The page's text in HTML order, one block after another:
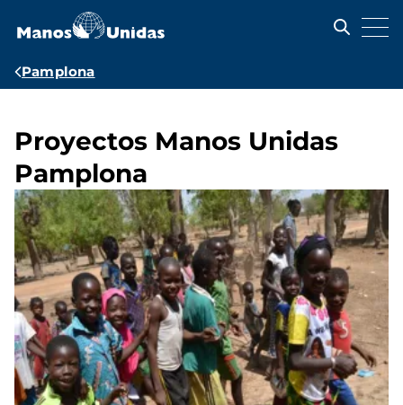
contenido
Ruta
Pamplona
Proyectos Manos Unidas
Pamplona